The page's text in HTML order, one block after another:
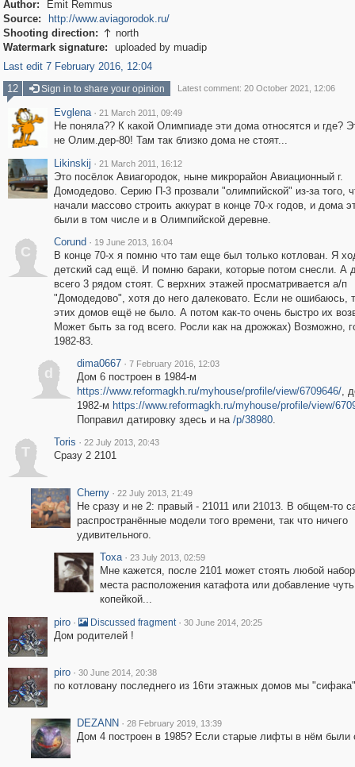
Author:
Emit Remmus
Source:
http://www.aviagorodok.ru/
Shooting direction:  north
Watermark signature:
uploaded by muadip
Last edit 7 February 2016, 12:04
12
Sign in to share your opinion Latest comment: 20 October 2021, 12:06
Evglena · 21 March 2011, 09:49
Не поняла?? К какой Олимпиаде эти дома относятся и где?
не Олим.дер-80! Там так близко дома не стоят...
Likinskij · 21 March 2011, 16:12
Это посёлок Авиагородок, ныне микрорайон Авиационный г.
Домодедово. Серию П-3 прозвали "олимпийской" из-за того,
начали массово строить аккурат в конце 70-х годов, и дома
были в том числе и в Олимпийской деревне.
C
Corund · 19 June 2013, 16:04
В конце 70-х я помню что там еще был только котлован. Я
детский сад ещё. И помню бараки, которые потом снесли. А
всего 3 рядом стоят. С верхних этажей просматривается а/п
"Домодедово", хотя до него далековато. Если не ошибаюсь,
этих домов ещё не было. А потом как-то очень быстро их
Может быть за год всего. Росли как на дрожжах) Возможно,
1982-83.
d
dima0667 · 7 February 2016, 12:03
Дом 6 построен в 1984-м
https://www.reformagkh.ru/myhouse/profile/view/6709646/,
1982-м https://www.reformagkh.ru/myhouse/profile/view/
Поправил датировку здесь и на /p/38980.
T
Toris · 22 July 2013, 20:43
Сразу 2 2101
Cherny · 22 July 2013, 21:49
Не сразу и не 2: правый - 21011 или 21013. В общем-то
распространённые модели того времени, так что ничего
удивительного.
Toxa · 23 July 2013, 02:59
Мне кажется, после 2101 может стоять любой
места расположения катафота или добавление
копейкой...
piro · Discussed fragment · 30 June 2014, 20:25
Дом родителей !
piro · 30 June 2014, 20:38
по котловану последнего из 16ти этажных домов мы
DEZANN · 28 February 2019, 13:39
Дом 4 построен в 1985? Если старые лифты в нём были